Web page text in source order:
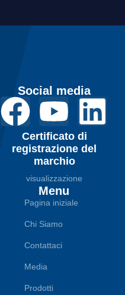
Social media
Certificato di
registrazione del
marchio
visualizzazione
Menu
Pagina iniziale
Chi Siamo
Contattaci
Media
Prodotti